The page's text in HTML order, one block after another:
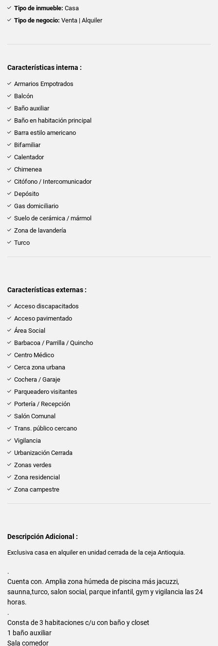
Tipo de inmueble: Casa
Tipo de negocio: Venta | Alquiler
Características interna :
Armarios Empotrados
Balcón
Baño auxiliar
Baño en habitación principal
Barra estilo americano
Bifamiliar
Calentador
Chimenea
Citófono / Intercomunicador
Depósito
Gas domiciliario
Suelo de cerámica / mármol
Zona de lavandería
Turco
Características externas :
Acceso discapacitados
Acceso pavimentado
Área Social
Barbacoa / Parrilla / Quincho
Centro Médico
Cerca zona urbana
Cochera / Garaje
Parqueadero visitantes
Portería / Recepción
Salón Comunal
Trans. público cercano
Vigilancia
Urbanización Cerrada
Zonas verdes
Zona residencial
Zona campestre
Descripción Adicional :
Exclusiva casa en alquiler en unidad cerrada de la ceja Antioquia.
.
Cuenta con. Amplia zona húmeda de piscina más jacuzzi,
saunna,turco, salon social, parque infantil, gym y vigilancia las 24
horas.
.
Consta de 3 habitaciones c/u con baño y closet
1 baño auxiliar
Sala comedor